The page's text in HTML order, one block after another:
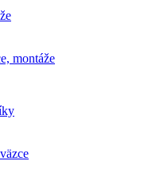
montáže